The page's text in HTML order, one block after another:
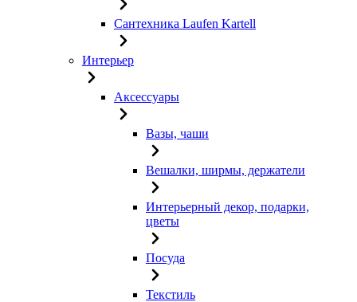
Сантехника Laufen Kartell
Интерьер
Аксессуары
Вазы, чаши
Вешалки, ширмы, держатели
Интерьерный декор, подарки,
цветы
Посуда
Текстиль